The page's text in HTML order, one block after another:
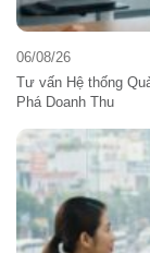
06/08/26
Tư vấn Hệ thống
Phá Doanh Thu